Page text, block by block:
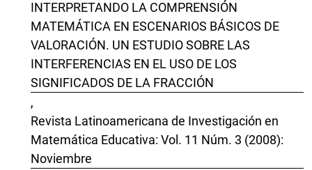
INTERPRETANDO LA COMPRENSIÓN
MATEMÁTICA EN ESCENARIOS BÁSICOS DE
VALORACIÓN. UN ESTUDIO SOBRE LAS
INTERFERENCIAS EN EL USO DE LOS
SIGNIFICADOS DE LA FRACCIÓN
,
Revista Latinoamericana de Investigación en
Matemática Educativa: Vol. 11 Núm. 3 (2008):
Noviembre